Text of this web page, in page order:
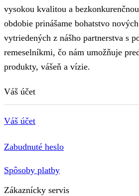
vysokou kvalitou a
obdobie prinášame bohatstvo
vytriedených z nášho partnerstva s
remeselníkmi, čo nám umožňuje
produkty, vášeň a vízie.
Váš účet
Váš účet
Zabudnuté heslo
Spôsoby platby
Zákaznícky servis